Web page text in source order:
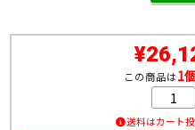
この商品は1
送料はカート